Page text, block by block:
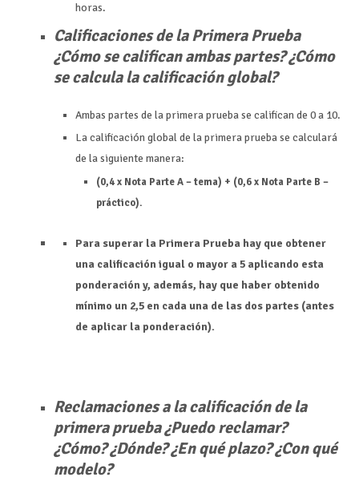
horas.
Calificaciones de la Primera Prueba
¿Cómo se califican ambas partes? ¿Cómo
se calcula la calificación global?
Ambas partes de la primera prueba se califican de 0 a 10.
La calificación global de la primera prueba se calculará
de la siguiente manera:
(0,4 x Nota Parte A – tema) + (0,6 x Nota Parte B –
práctico).
Para superar la Primera Prueba hay que obtener
una calificación igual o mayor a 5 aplicando esta
ponderación y, además, hay que haber obtenido
mínimo un 2,5 en cada una de las dos partes (antes
de aplicar la ponderación).
Reclamaciones a la calificación de la
primera prueba ¿Puedo reclamar?
¿Cómo? ¿Dónde? ¿En qué plazo? ¿Con qué
modelo?